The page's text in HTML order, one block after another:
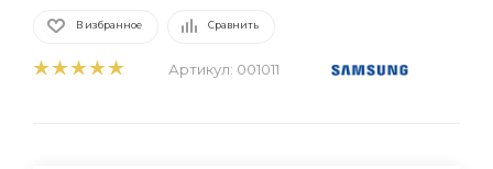
В избранное Сравнить
Артикул: 001011